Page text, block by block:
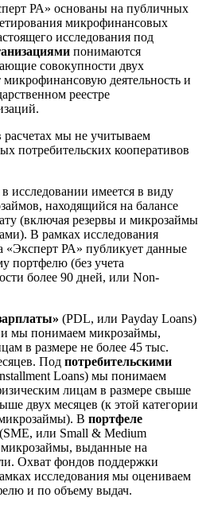
РА» основаны на публичных
микрофинансовых
исследования под
понимаются
совокупности двух
деятельность и
реестре
мы не учитываем
потребительских кооперативов
в исследовании имеется в виду
находящийся на балансе
(включая резервы и микрозаймы
В рамках исследования
РА» публикует данные
портфелю (без учета
более 90 дней, или Non-
(PDL, или Payday Loans)
мы понимаем микрозаймы,
в размере не более 45 тыс.
Под потребительскими
Loans) мы понимаем
лицам в размере свыше
двух месяцев (к этой категории
В портфеле
(SME, или Small & Medium
выданные на
Охват фондов поддержки
исследования мы оцениваем
и по объему выдач.